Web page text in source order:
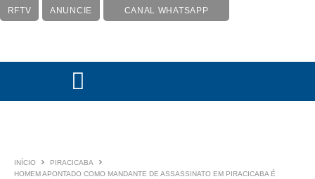
RFTV ANUNCIE CANAL WHATSAPP
INÍCIO
PIRACICABA
HOMEM APONTADO COMO MANDANTE DE ASSASSINATO EM PIRACICABA É